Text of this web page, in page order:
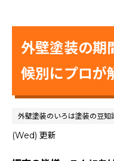
外壁塗装の期
候別にプロが
外壁塗装のいろは塗装の豆知
(Wed) 更新